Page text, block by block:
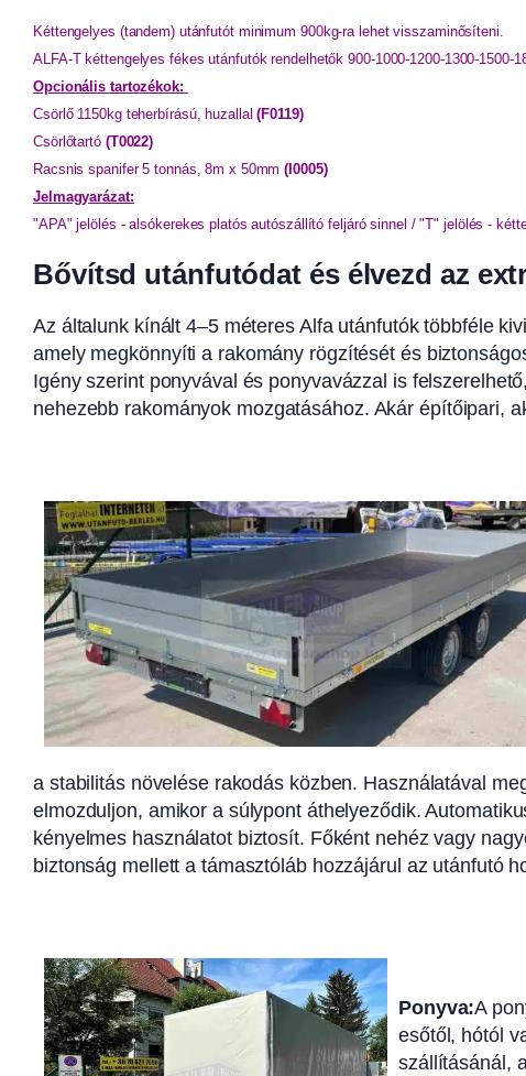
Kéttengelyes (tandem) utánfutót minimum 900kg-ra lehet visszaminősíteni.
ALFA-T kéttengelyes fékes utánfutók rendelhetők 900-1000-1200-1300-1500-
Opcionális tartozékok:
Csörlő 1150kg teherbírású, huzallal (F0119)
Csörlőtartó (T0022)
Racsnis spanifer 5 tonnás, 8m x 50mm (I0005)
Jelmagyarázat:
"APA" jelölés - alsókerekes platós autószállító feljáró sinnel / "T" jelölés -
Bővítsd utánfutódat és élvezd az
Az általunk kínált 4–5 méteres Alfa utánfutók többféle
amely megkönnyíti a rakomány rögzítését és
Igény szerint ponyvával és ponyvavázzal is
nehezebb rakományok mozgatásához. Akár építőipari,
a stabilitás növelése rakodás közben. Használatával
elmozduljon, amikor a súlypont áthelyeződik.
kényelmes használatot biztosít. Főként nehéz vagy
biztonság mellett a támasztóláb hozzájárul az utánfutó
Ponyva:A
esőtől, hótól
szállításánál,